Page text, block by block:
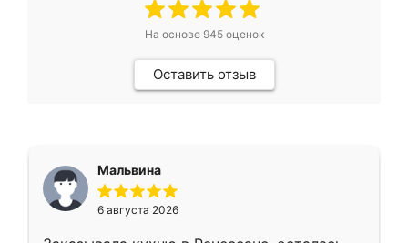
На основе 945оценок
Оставить отзыв
Мальвина
6 августа 2026